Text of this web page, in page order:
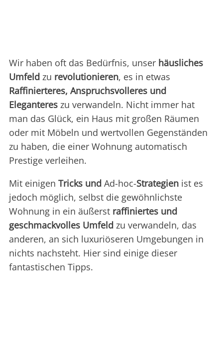
Wir haben oft das Bedürfnis, unser häusliches
Umfeld zu revolutionieren, es in etwas
Raffinierteres, Anspruchsvolleres und
Eleganteres zu verwandeln. Nicht immer hat
man das Glück, ein Haus mit großen Räumen
oder mit Möbeln und wertvollen Gegenständen
zu haben, die einer Wohnung automatisch
Prestige verleihen.
Mit einigen Tricks und Ad-hoc-Strategien ist es
jedoch möglich, selbst die gewöhnlichste
Wohnung in ein äußerst raffiniertes und
geschmackvolles Umfeld zu verwandeln, das
anderen, an sich luxuriöseren Umgebungen in
nichts nachsteht. Hier sind einige dieser
fantastischen Tipps.